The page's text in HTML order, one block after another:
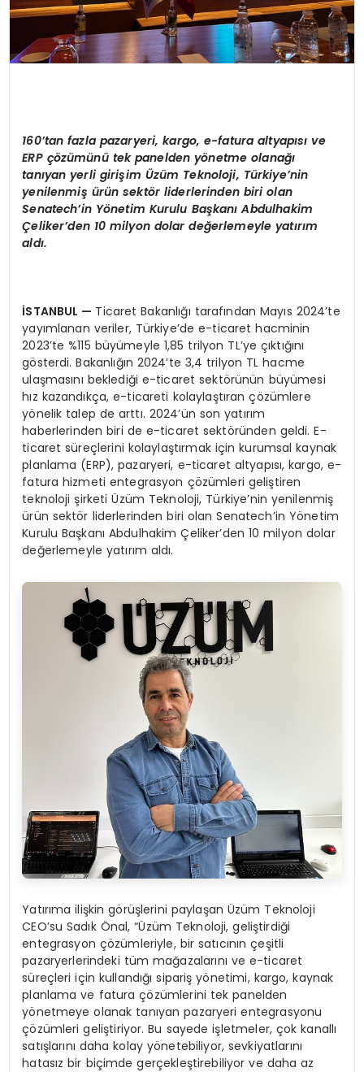
160’tan fazla pazaryeri, kargo, e-fatura altyapısıve
ERP çözümünü tek panelden yönetme olanağı
tanıyan yerli girişim Üzüm Teknoloji, Türkiye’nin
yenilenmiş ürün sektör liderlerinden biri olan
Senatech’in Yönetim Kurulu Başkanı Abdulhakim
Çeliker’den 10 milyon dolar değerlemeyle yatırım
aldı.
İSTANBUL — Ticaret Bakanlığı tarafından Mayıs 2024’te
yayımlanan veriler, Türkiye’de e-ticaret hacminin
2023’te %115 büyümeyle 1,85 trilyon TL’ye çıktığını
gösterdi. Bakanlığın 2024’te 3,4 trilyon TL hacme
ulaşmasını beklediği e-ticaret sektörünün büyümesi
hız kazandıkça, e-ticareti kolaylaştıran çözümlere
yönelik talep de arttı. 2024’ün son yatırım
haberlerinden biri de e-ticaret sektöründen geldi. E-
ticaret süreçlerini kolaylaştırmak için kurumsal kaynak
planlama (ERP), pazaryeri, e-ticaret altyapısı, kargo, e-
fatura hizmeti entegrasyon çözümleri geliştiren
teknoloji şirketi Üzüm Teknoloji, Türkiye’nin yenilenmiş
ürün sektör liderlerinden biri olan Senatech’in Yönetim
Kurulu Başkanı Abdulhakim Çeliker’den 10 milyon dolar
değerlemeyle yatırım aldı.
Yatırıma ilişkin görüşlerini paylaşan Üzüm Teknoloji
CEO’su Sadık Önal, “Üzüm Teknoloji, geliştirdiği
entegrasyon çözümleriyle, bir satıcının çeşitli
pazaryerlerindeki tüm mağazalarını ve e-ticaret
süreçleri için kullandığı sipariş yönetimi, kargo, kaynak
planlama ve fatura çözümlerini tek panelden
yönetmeye olanak tanıyan pazaryeri entegrasyonu
çözümleri geliştiriyor. Bu sayede işletmeler, çok kanallı
satışlarını daha kolay yönetebiliyor, sevkiyatlarını
hatasız bir biçimde gerçekleştirebiliyor ve daha az